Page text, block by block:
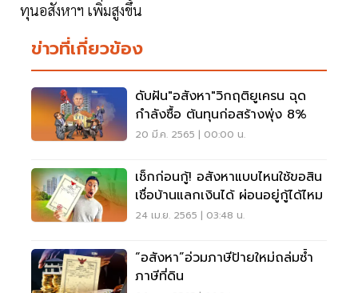
ทุนอสังหาฯ เพิ่มสูงขึ้น
ข่าวที่เกี่ยวข้อง
ดับฝัน"อสังหา"วิกฤติยูเครน ฉุด
กำลังซื้อ ต้นทุนก่อสร้างพุ่ง 8%
20 มี.ค. 2565 | 00:00 น.
เช็กก่อนกู้! อสังหาแบบไหนใช้ขอสิน
เชื่อบ้านแลกเงินได้ ผ่อนอยู่กู้ได้ไหม
24 เม.ย. 2565 | 03:48 น.
“อสังหา”อ่วมภาษีป้ายใหม่ถล่มซ้ำ
ภาษีที่ดิน